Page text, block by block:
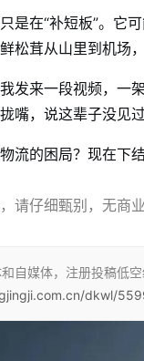
是在“补短板”。它
松茸从山里到机场
发来一段视频，
嘴，说这辈子没见
流的困局？现在下
请仔细甄别，无商
自媒体，注册投稿低
dkwl/